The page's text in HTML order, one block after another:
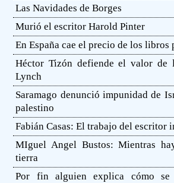
Las Navidades de Borges
Murió el escritor Harold Pinter
En España cae el precio de los libros
Héctor Tizón defiende el valor de
Lynch
Saramago denunció impunidad de
palestino
Fabián Casas: El trabajo del escritor
MIguel Angel Bustos: Mientras
tierra
Por fin alguien explica cómo